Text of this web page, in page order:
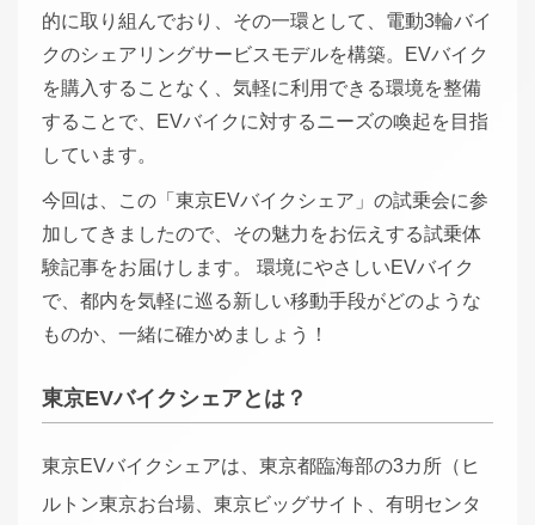
的に取り組んでおり、その一環として、電動3輪バイ
クのシェアリングサービスモデルを構築。EVバイク
を購入することなく、気軽に利用できる環境を整備
することで、EVバイクに対するニーズの喚起を目指
しています。
今回は、この「東京EVバイクシェア」の試乗会に参
加してきましたので、その魅力をお伝えする試乗体
験記事をお届けします。 環境にやさしいEVバイク
で、都内を気軽に巡る新しい移動手段がどのような
ものか、一緒に確かめましょう！
東京EVバイクシェアとは？
東京EVバイクシェアは、東京都臨海部の3カ所（ヒ
ルトン東京お台場、東京ビッグサイト、有明センタ